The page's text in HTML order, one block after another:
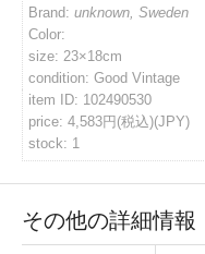
Brand: unknown, Sweden
Color:
size: 23×18cm
condition: Good Vintage
item ID: 102490530
price: 4,583円(税込)(JPY)
stock: 1
その他の詳細情報
バシーポリシー
マガジン
カウント
合わせ